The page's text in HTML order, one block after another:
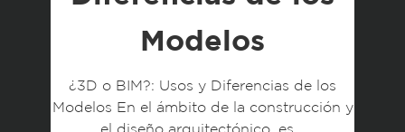
Modelos
¿3D o BIM?: Usos y Diferencias de los
Modelos En el ámbito de la construcción y
el diseño arquitectónico, es...